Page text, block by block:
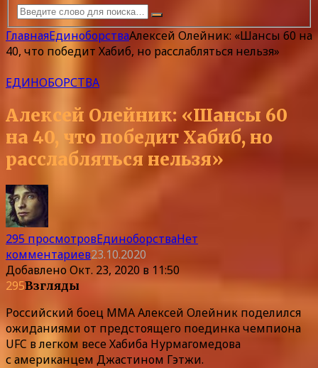
ГлавнаяЕдиноборстваАлексей Олейник: «Шансы 60 на
40, что победит Хабиб, но расслабляться нельзя»
ЕДИНОБОРСТВА
Алексей Олейник: «Шансы 60
на 40, что победит Хабиб, но
расслабляться нельзя»
295 просмотровЕдиноборстваНет
комментариев23.10.2020
ДобавленоОкт. 23, 2020 в 11:50
295Взгляды
Российский боец ММА Алексей Олейник поделился
ожиданиями от предстоящего поединка чемпиона
UFC в легком весе Хабиба Нурмагомедова
с американцем Джастином Гэтжи.